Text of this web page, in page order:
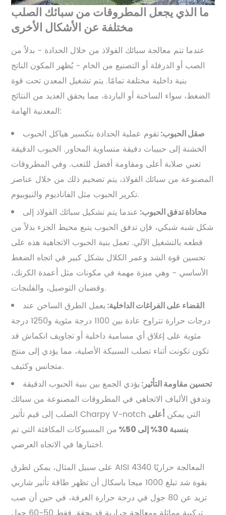
ما الذي يجعل المطروقات من سبائك الصلب
مختلفة عن الأشكال الأخرى
عندما تتم معالجة سبائك الفولاذ من خلال الحدادة - بدلاً من
الصب أو الدرفلة أو التصنيع من الخام - يُظهر المكون الناتج
بنية داخلية مختلفة تمامًا. يتم تشغيل المعدن تحت قوة
الضغط، سواء الساخنة أو الباردة، مما يحقق العديد من النتائج
المعدنية الهامة:
صقل الحبوب:تقوم عملية الحدادة بتكسير هياكل الحبوب
الخشنة إلى حبيبات دقيقة متساوية المحاور. الحبوب الدقيقة
تعني صلابة أعلى ومقاومة أفضل للتعب. وفي المطروقات
المصنوعة من سبائك الفولاذ، يتم تضخيم ذلك من خلال عناصر
تكرير الحبوب مثل الفاناديوم والنيوبيوم.
محاذاة تدفق الحبوب: عندما يتم تشكيل سبائك الفولاذ إلى
شكل شبه شبكي، فإن تدفق الحبوب يتبع محيط الجزء بدلاً من
قطعه بالتشغيل الآلي. تعمل بنية الحبوب الاتجاهية هذه على
تحسين قوة الشد وعمر الكلال بشكل كبير في اتجاه الضغط
الأساسي - وهي ميزة مهمة في مكونات مثل أعمدة الكرنك،
وقضبان التوصيل، والفلنجات.
القضاء على الفراغات الداخلية:يعمل الطرق الساخن عند
درجات حرارة تتراوح عادة بين 1100 درجة مئوية و1250 درجة
مئوية على إغلاق أي مسامية داخلية أو تجاويف انكماش قد
تكون تكونت أثناء تصلب السبيكة الأصلية، مما يؤدي إلى منتج
متجانس وكثيف.
تحسين مقاومة التأثير:يؤدي الجمع بين بنية الحبوب الدقيقة
وتدفق الألياف الاتجاهي في المطروقات المصنوعة من سبائك
الصلب إلى قيم تأثير Charpy V-notch التي يمكن أعلى
بنسبة 30% إلى 50%
من المسبوكات المكافئة التي تم
اختبارها في الاتجاه العرضي.
على سبيل المثال، يمكن لطرق AISI 4340 المعالجة حراريًا
بقوة شد تبلغ 1000 ميجا باسكال أن تظهر طاقة تأثير شاربي
تزيد عن 80 جول في درجة حرارة الغرفة، في حين أن صب